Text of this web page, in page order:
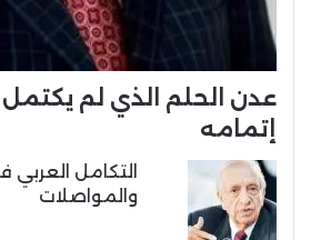
عدن الحلم الذي لم
إتمامه
التكامل العربي
والمواصلات